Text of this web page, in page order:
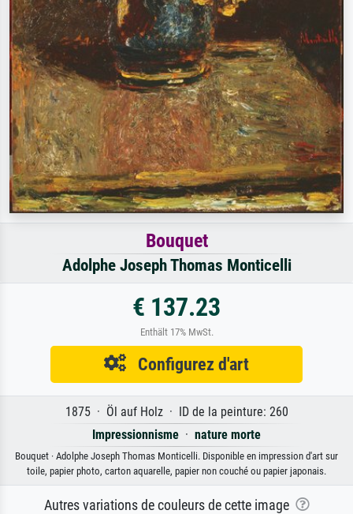
Bouquet
Adolphe Joseph Thomas Monticelli
€ 137.23
Enthält 17% MwSt.
Configurez d'art
1875 · Öl auf Holz · ID de la peinture: 260
Impressionnisme · nature morte
Bouquet · Adolphe Joseph Thomas Monticelli. Disponible en impression d'art sur
toile, papier photo, carton aquarelle, papier non couché ou papier japonais.
Autres variations de couleurs de cette image